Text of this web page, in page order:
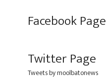
Facebook Page
Twitter Page
Tweets by moolbatonews